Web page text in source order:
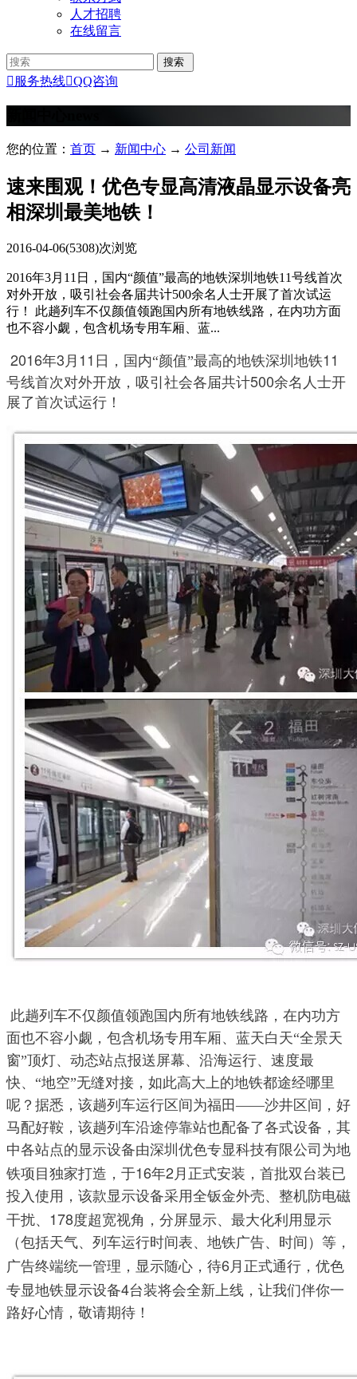
人才招聘
在线留言
 服务热线QQ咨询
您的位置： 首页 → 新闻中心 → 公司新闻
速来围观！优色专显高清液晶显示设备亮
相深圳最美地铁！
2016-04-06(5308)次浏览
2016年3月11日，国内“颜值”最高的地铁深圳地铁11号线首次
对外开放，吸引社会各届共计500余名人士开展了首次试运
行！ 此趟列车不仅颜值领跑国内所有地铁线路，在内功方面
也不容小觑，包含机场专用车厢、蓝...
2016年3 月 11 日 ，国内“颜值”最高的地铁深圳地铁11
号线首次对外开放，吸引社会各届共计500余名人士开
展了首次试运行！
面也不容小觑，包含机场专用车厢、蓝天白天“全景天
窗”顶灯、动态站点报送屏幕、沿海运行、速度最
快、“地空”无缝对接，如此高大上的地铁都途经哪里
呢？据悉，该趟列车运行区间为福田——沙井区间，好
马配好鞍，该趟列车沿途停靠站也配备了各式设备，其
中各站点的显示设备由深圳优色专显科技有限公司为地
铁项目独家打造，于16年2 月正式安装，首批双台装已
投入使用，该款显示设备采用全钣金外壳、整机防电磁
干扰、 178度超宽视角，分屏显示、最大化利用显示
（包括天气、列车运行时间表、地铁广告、时间）等，
广告终端统一管理，显示随心，待6月正式通行，优色
专显地铁显示设备4台装将会全新上线，让我们伴你一
路好心情，敬请期待！